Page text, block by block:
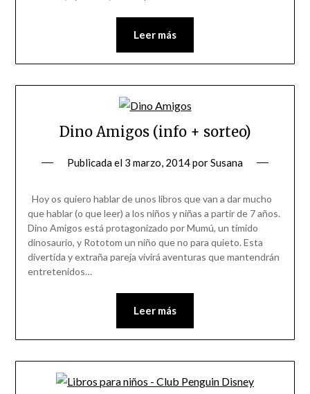
Leer más
Dino Amigos (info + sorteo)
Publicada el 3 marzo, 2014porSusana
Hoy os quiero hablar de unos libros que van a dar mucho
que hablar (o que leer) a los niños y niñas a partir de 7 años.
Dino Amigos está protagonizado por Mumú, un tímido
dinosaurio, y Rototom un niño que no para quieto. Esta
divertida y extraña pareja vivirá aventuras que mantendrán
entretenidos…
Leer más